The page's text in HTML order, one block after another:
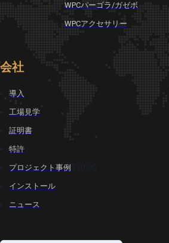
WPCパーゴラ/ガゼボ
WPCアクセサリー
会社
導入
工場見学
証明書
特許
プロジェクト事例 $10.00
インストール
ニュース